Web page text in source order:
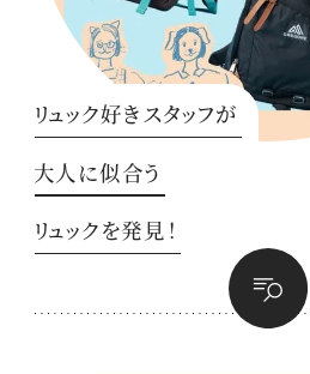
リュック好きスタッフが
大人に似合う
リュックを発見！